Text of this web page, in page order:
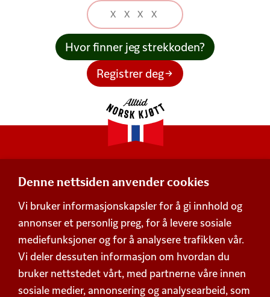
Denne nettsiden anvender cookies
Vi bruker informasjonskapsler for å gi innhold og
annonser et personlig preg, for å levere sosiale
mediefunksjoner og for å analysere trafikken vår.
Vi deler dessuten informasjon om hvordan du
bruker nettstedet vårt, med partnerne våre innen
sosiale medier, annonsering og analysearbeid, som
Hvor finner jeg strekkoden?
Registrer deg
Postboks 360,
Økern, 0513 Oslo
Besøksadresse
Schweigaards gate 15, 0191 Oslo
Org. nummer 938 752 648
Personvern